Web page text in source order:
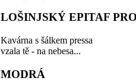
LOŠINJSKÝ EPITAF
Kavárna s šálkem pressa
vzala tě - na nebesa...
MODRÁ